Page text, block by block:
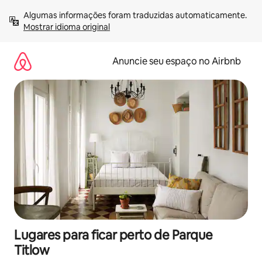
para
Mostrar idioma original
Anuncie seu espaço no Airbnb
Lugares para ficar perto de Parque
Titlow